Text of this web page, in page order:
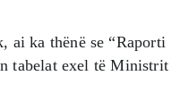
ai ka thënë se “Raporti
tabelat exel të Ministrit